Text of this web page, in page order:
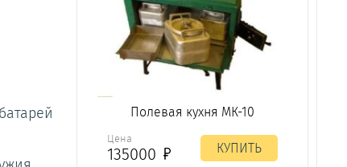
Полевая кухня МК-10
Цена
135000 КУПИТЬ